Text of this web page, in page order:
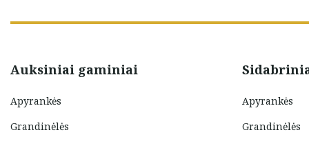
Auksiniai gaminiai
Apyrankės
Grandinėlės
Apyrankės
Grandinėlės